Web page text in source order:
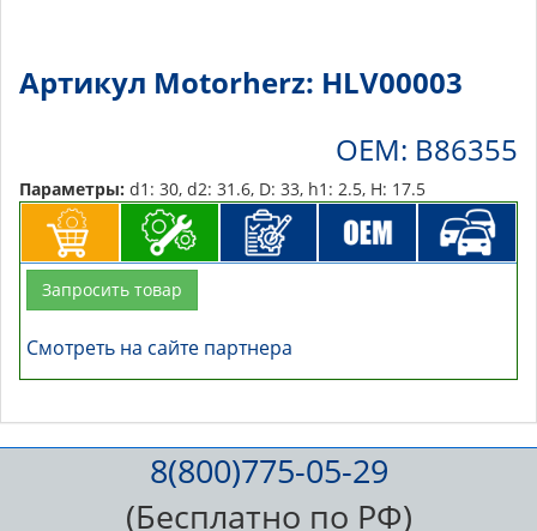
Артикул Motorherz: HLV00003
OEM: B86355
Параметры: d1: 30, d2: 31.6, D: 33, h1: 2.5, H: 17.5
Запросить товар
Смотреть на сайте партнера
8(800)775-05-29
(Бесплатно по РФ)